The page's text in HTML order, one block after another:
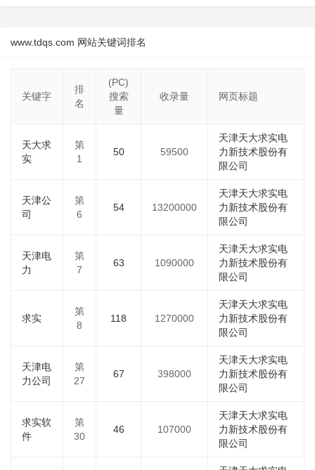
www.tdqs.com 网站关键词排名
关键字
排
名
(PC)
搜索
量
收录量 网页标题
天大求
实
第
1
50 59500
天津天大求实电
力新技术股份有
限公司
天津公
司
第
6
54 13200000
天津天大求实电
力新技术股份有
限公司
天津电
力
第
7
63 1090000
天津天大求实电
力新技术股份有
限公司
求实
第
8
118 1270000
天津天大求实电
力新技术股份有
限公司
天津电
力公司
第
27
67 398000
天津天大求实电
力新技术股份有
限公司
求实软
件
第
30
46 107000
天津天大求实电
力新技术股份有
限公司